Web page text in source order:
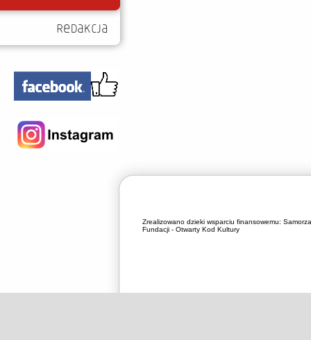
Zrealizowano dzieki wsparciu finansowemu:
Fundacji - Otwarty Kod Kultury